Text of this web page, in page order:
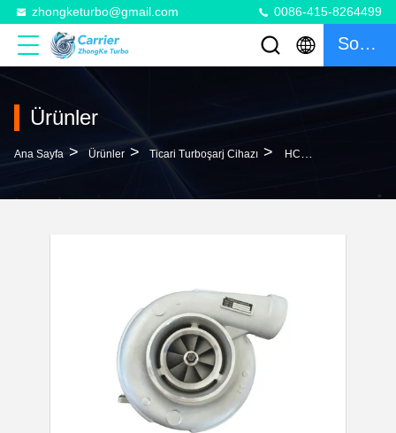
zhongketurbo@gmail.com 0086-415-8264499
Sohbet
Ürünler
Ana Sayfa > Ürünler > Ticari Turboşarj Cihazı > HC5A Turbo 3594085 3525504 503525504 3803015 3525505 3525506 3525507 Turbocharger For KTA19 KTA38 KT1150 Engine